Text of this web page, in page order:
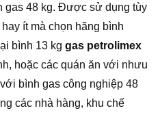
gas 48 kg. Được sử dụng tùy
ít mà chọn hãng bình
bình 13 kg gas petrolimex
hoặc các quán ăn với nhưu
bình gas công nghiệp 48
các nhà hàng, khu chế